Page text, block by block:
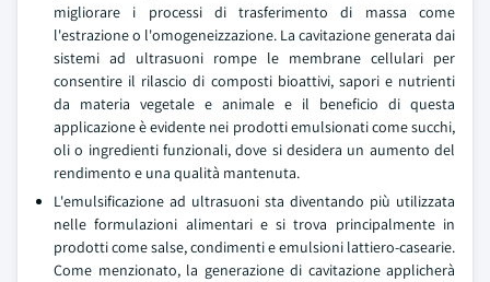
migliorare i processi di trasferimento di massa come
l'estrazione o l'omogeneizzazione. La cavitazione generata dai
sistemi ad ultrasuoni rompe le membrane cellulari per
consentire il rilascio di composti bioattivi, sapori e nutrienti
da materia vegetale e animale e il beneficio di questa
applicazione è evidente nei prodotti emulsionati come succhi,
oli o ingredienti funzionali, dove si desidera un aumento del
rendimento e una qualità mantenuta.
L'emulsificazione ad ultrasuoni sta diventando più utilizzata
nelle formulazioni alimentari e si trova principalmente in
prodotti come salse, condimenti e emulsioni lattiero-casearie.
Come menzionato, la generazione di cavitazione applicherà